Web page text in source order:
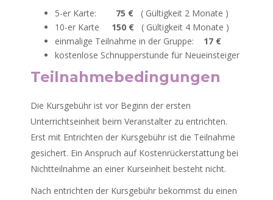
5-er Karte:
75 € ( Gültigkeit 2 Monate )
10-er Karte 150 € ( Gültigkeit 4 Monate )
einmalige Teilnahme in der Gruppe: 17 €
kostenlose Schnupperstunde für Neueinsteiger
Teilnahmebedingungen
Die Kursgebühr ist vor Beginn der ersten
Unterrichtseinheit beim Veranstalter zu entrichten.
Erst mit Entrichten der Kursgebühr ist die Teilnahme
gesichert. Ein Anspruch auf Kostenrückerstattung bei
Nichtteilnahme an einer Kurseinheit besteht nicht.
Nach entrichten der Kursgebühr bekommst du einen